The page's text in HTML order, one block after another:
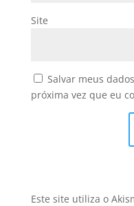
Site
Salvar meus
próxima vez que eu
Este site utiliza o